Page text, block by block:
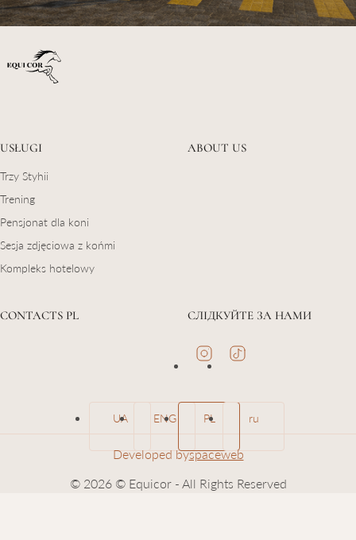
USŁUGI
Trzy Styhii
Trening
Pensjonat dla koni
Sesja zdjęciowa z końmi
Kompleks hotelowy
ABOUT US
CONTACTS PL СЛІДКУЙТЕ ЗА НАМИ
UA ENG PL ru
© 2026 © Equicor - All Rights Reserved
Developed byspaceweb